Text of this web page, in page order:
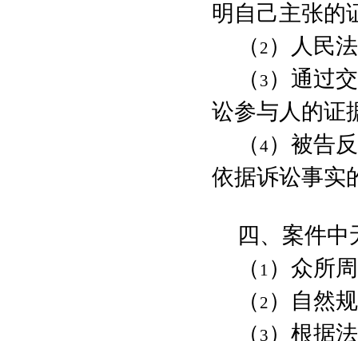
明自己主张的
（ 2 ）人民
（ 3 ）通过
讼参与人的证
（4）被告
依据诉讼事实
四、案件
（ 1 ）众所
（ 2 ）自然
（ 3 ）根据